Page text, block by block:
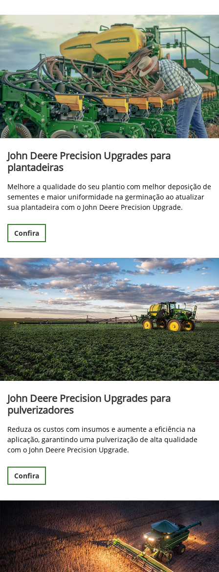
John Deere Precision Upgrades para
plantadeiras
Melhore a qualidade do seu plantio com melhor deposição de
sementes e maior uniformidade na germinação ao atualizar
sua plantadeira com o John Deere Precision Upgrade.
Confira
John Deere Precision Upgrades para
pulverizadores
Reduza os custos com insumos e aumente a eficiência na
aplicação, garantindo uma pulverização de alta qualidade
com o John Deere Precision Upgrade.
Confira